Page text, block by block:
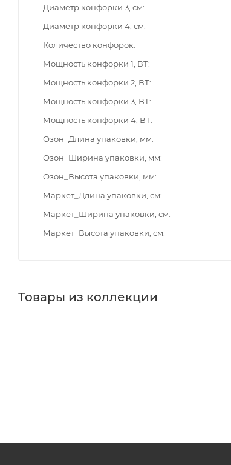
Диаметр конфорки 3, см
Диаметр конфорки 4, см
Количество конфорок
Мощность конфорки 1, ВТ
Мощность конфорки 2, ВТ
Мощность конфорки 3, ВТ
Мощность конфорки 4, ВТ
Озон_Длина упаковки, мм
Озон_Ширина упаковки, мм
Озон_Высота упаковки, мм
Маркет_Длина упаковки, см
Маркет_Ширина упаковки, см
Маркет_Высота упаковки, см
Товары из коллекции